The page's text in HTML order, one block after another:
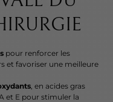
pour renforcer les
et favoriser une meilleure
, en acides gras
et E pour stimuler la